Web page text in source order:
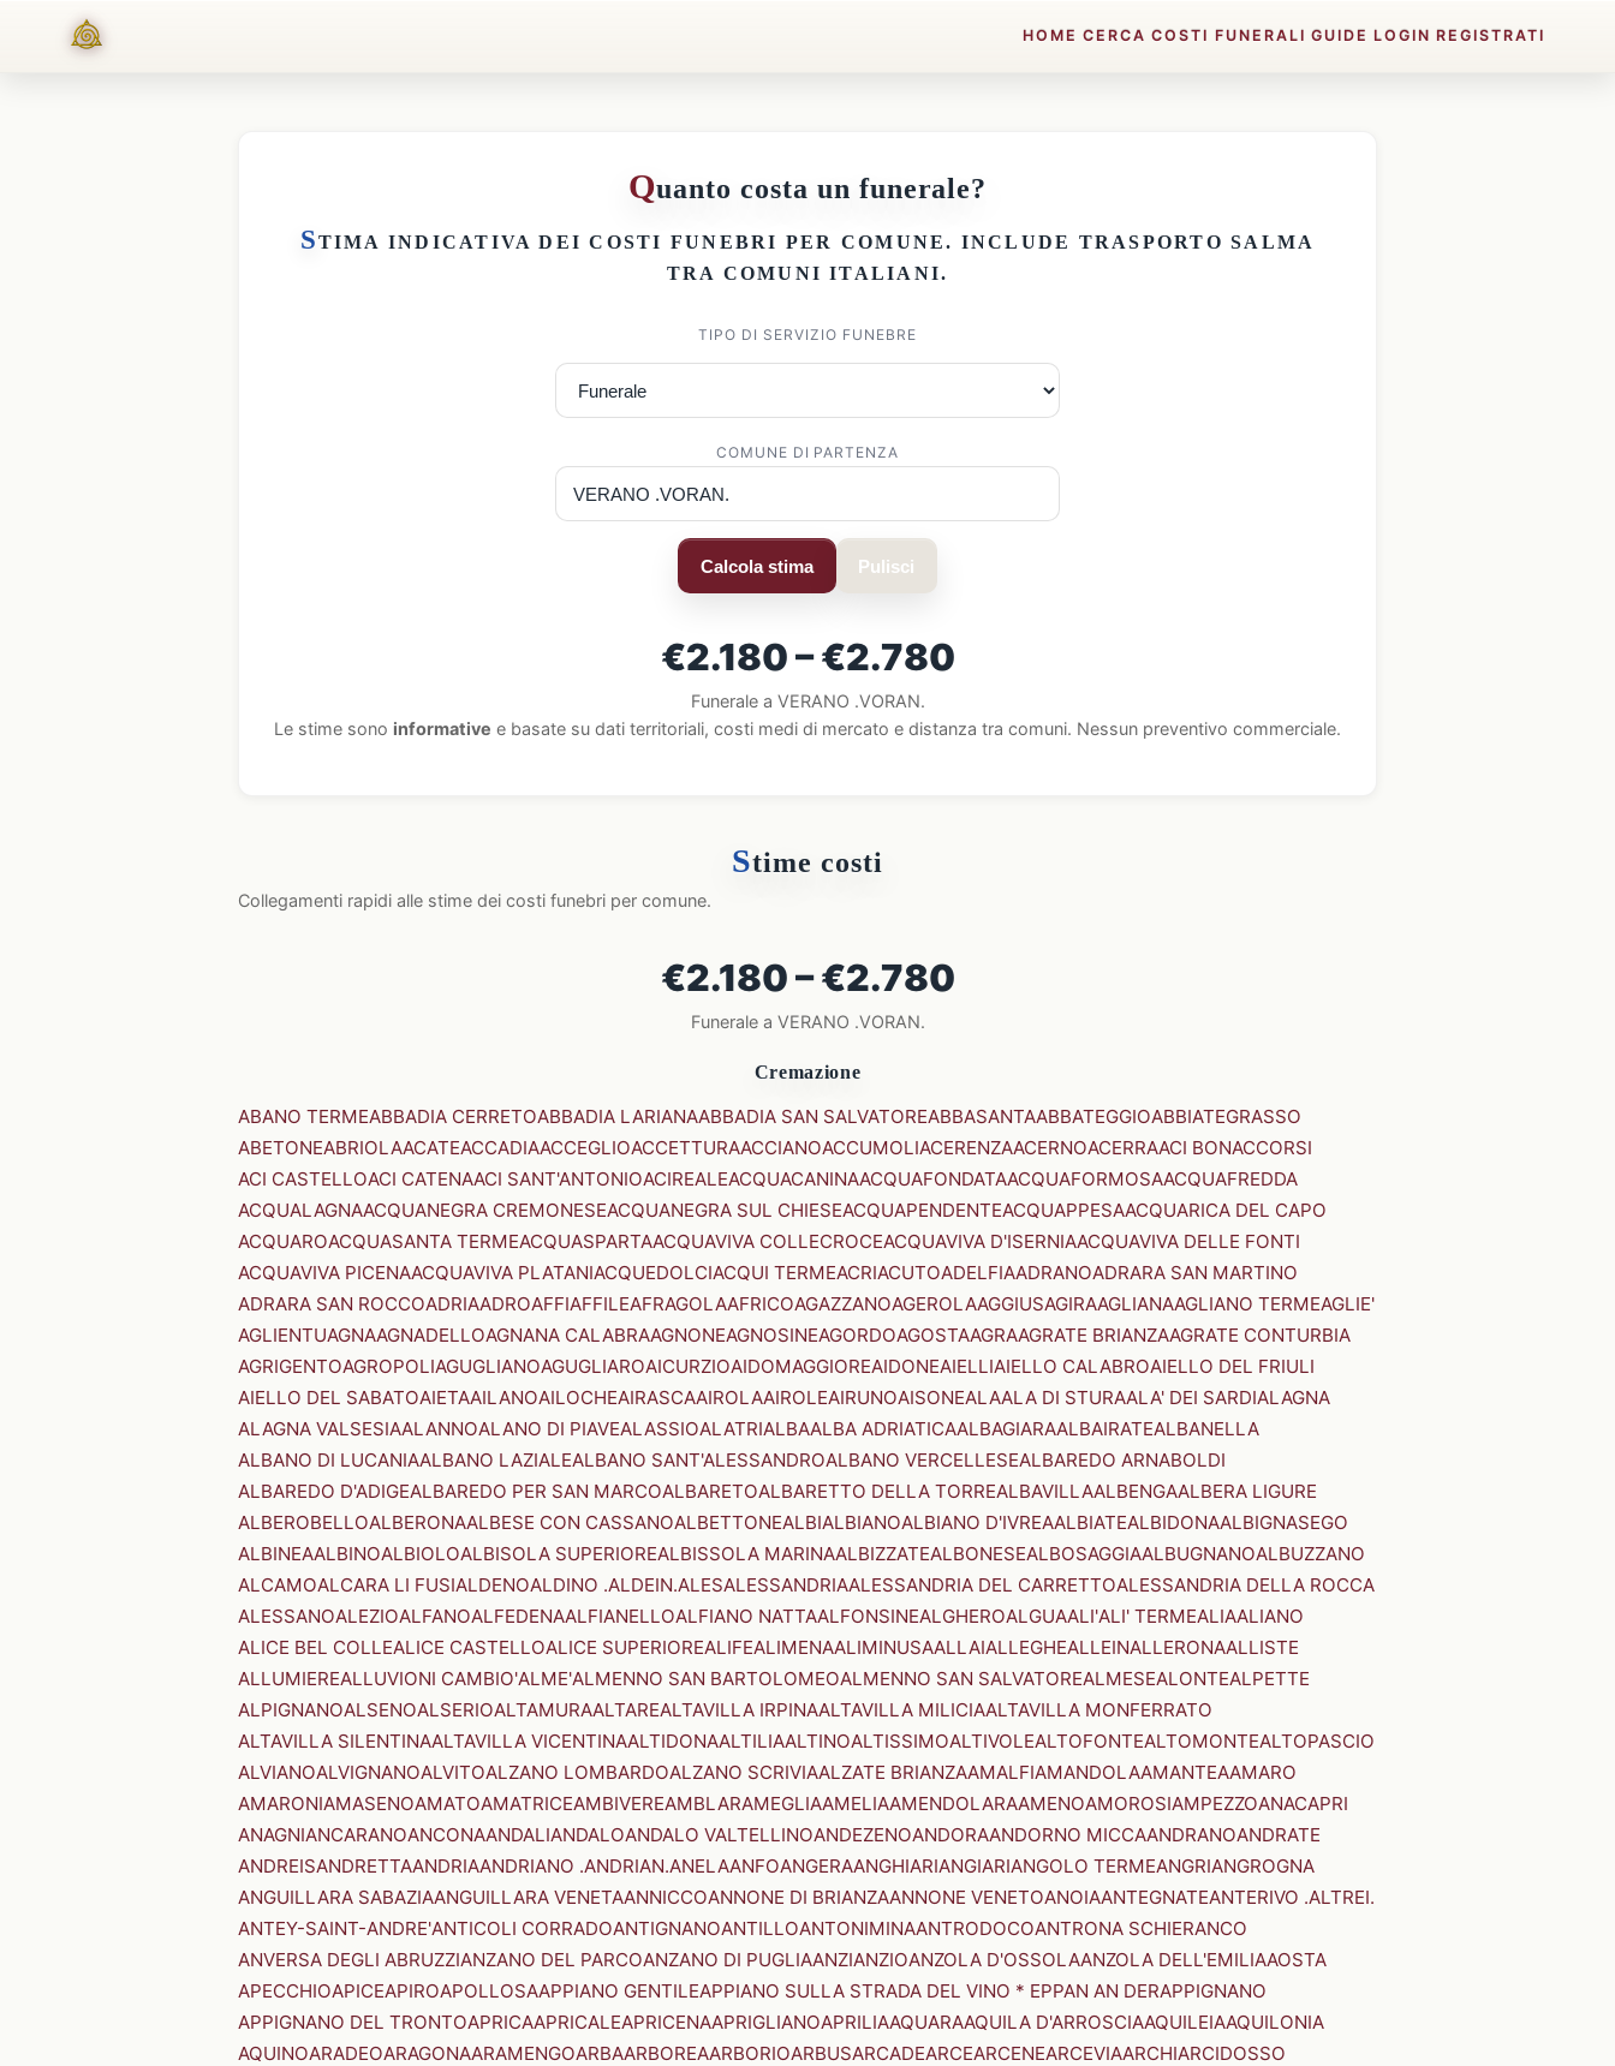
HOME CERCA COSTI FUNERALI GUIDE LOGIN REGISTRATI
Quanto costa un funerale?
STIMA INDICATIVA DEICOSTI FUNEBRI PER COMUNE. INCLUDE TRASPORTO SALMA
TRA COMUNI ITALIANI.
TIPO DI SERVIZIO FUNEBRE
COMUNE DI PARTENZA
Calcola stima Pulisci
€2.180 – €2.780
Funerale a VERANO .VORAN.
Le stime sono informative e basate su dati territoriali, costi medi di mercato e distanza tra comuni. Nessun preventivo commerciale.
Stime costi
Collegamenti rapidi alle stime dei costi funebri per comune.
€2.180 – €2.780
Funerale a VERANO .VORAN.
Cremazione
ABANO TERMEABBADIA CERRETOABBADIA LARIANAABBADIA SAN SALVATOREABBASANTAABBATEGGIOABBIATEGRASSO
ABETONEABRIOLAACATEACCADIAACCEGLIOACCETTURAACCIANOACCUMOLIACERENZAACERNOACERRAACI BONACCORSI
ACI CASTELLOACI CATENAACI SANT'ANTONIOACIREALEACQUACANINAACQUAFONDATAACQUAFORMOSAACQUAFREDDA
ACQUALAGNAACQUANEGRA CREMONESEACQUANEGRA SUL CHIESEACQUAPENDENTEACQUAPPESAACQUARICA DEL CAPO
ACQUAROACQUASANTA TERMEACQUASPARTAACQUAVIVA COLLECROCEACQUAVIVA D'ISERNIAACQUAVIVA DELLE FONTI
ACQUAVIVA PICENAACQUAVIVA PLATANIACQUEDOLCIACQUI TERMEACRIACUTOADELFIAADRANOADRARA SAN MARTINO
ADRARA SAN ROCCOADRIAADROAFFIAFFILEAFRAGOLAAFRICOAGAZZANOAGEROLAAGGIUSAGIRAAGLIANAAGLIANO TERMEAGLIE'
AGLIENTUAGNAAGNADELLOAGNANA CALABRAAGNONEAGNOSINEAGORDOAGOSTAAGRAAGRATE BRIANZAAGRATE CONTURBIA
AGRIGENTOAGROPOLIAGUGLIANOAGUGLIAROAICURZIOAIDOMAGGIOREAIDONEAIELLIAIELLO CALABROAIELLO DEL FRIULI
AIELLO DEL SABATOAIETAAILANOAILOCHEAIRASCAAIROLAAIROLEAIRUNOAISONEALAALA DI STURAALA' DEI SARDIALAGNA
ALAGNA VALSESIAALANNOALANO DI PIAVEALASSIOALATRIALBAALBA ADRIATICAALBAGIARAALBAIRATEALBANELLA
ALBANO DI LUCANIAALBANO LAZIALEALBANO SANT'ALESSANDROALBANO VERCELLESEALBAREDO ARNABOLDI
ALBAREDO D'ADIGEALBAREDO PER SAN MARCOALBARETOALBARETTO DELLA TORREALBAVILLAALBENGAALBERA LIGURE
ALBEROBELLOALBERONAALBESE CON CASSANOALBETTONEALBIALBIANOALBIANO D'IVREAALBIATEALBIDONAALBIGNASEGO
ALBINEAALBINOALBIOLOALBISOLA SUPERIOREALBISSOLA MARINAALBIZZATEALBONESEALBOSAGGIAALBUGNANOALBUZZANO
ALCAMOALCARA LI FUSIALDENOALDINO .ALDEIN.ALESALESSANDRIAALESSANDRIA DEL CARRETTOALESSANDRIA DELLA ROCCA
ALESSANOALEZIOALFANOALFEDENAALFIANELLOALFIANO NATTAALFONSINEALGHEROALGUAALI'ALI' TERMEALIAALIANO
ALICE BEL COLLEALICE CASTELLOALICE SUPERIOREALIFEALIMENAALIMINUSAALLAIALLEGHEALLEINALLERONAALLISTE
ALLUMIEREALLUVIONI CAMBIO'ALME'ALMENNO SAN BARTOLOMEOALMENNO SAN SALVATOREALMESEALONTEALPETTE
ALPIGNANOALSENOALSERIOALTAMURAALTAREALTAVILLA IRPINAALTAVILLA MILICIAALTAVILLA MONFERRATO
ALTAVILLA SILENTINAALTAVILLA VICENTINAALTIDONAALTILIAALTINOALTISSIMOALTIVOLEALTOFONTEALTOMONTEALTOPASCIO
ALVIANOALVIGNANOALVITOALZANO LOMBARDOALZANO SCRIVIAALZATE BRIANZAAMALFIAMANDOLAAMANTEAAMARO
AMARONIAMASENOAMATOAMATRICEAMBIVEREAMBLARAMEGLIAAMELIAAMENDOLARAAMENOAMOROSIAMPEZZOANACAPRI
ANAGNIANCARANOANCONAANDALIANDALOANDALO VALTELLINOANDEZENOANDORAANDORNO MICCAANDRANOANDRATE
ANDREISANDRETTAANDRIAANDRIANO .ANDRIAN.ANELAANFOANGERAANGHIARIANGIARIANGOLO TERMEANGRIANGROGNA
ANGUILLARA SABAZIAANGUILLARA VENETAANNICCOANNONE DI BRIANZAANNONE VENETOANOIAANTEGNATEANTERIVO .ALTREI.
ANTEY-SAINT-ANDRE'ANTICOLI CORRADOANTIGNANOANTILLOANTONIMINAANTRODOCOANTRONA SCHIERANCO
ANVERSA DEGLI ABRUZZIANZANO DEL PARCOANZANO DI PUGLIAANZIANZIOANZOLA D'OSSOLAANZOLA DELL'EMILIAAOSTA
APECCHIOAPICEAPIROAPOLLOSAAPPIANO GENTILEAPPIANO SULLA STRADA DEL VINO * EPPAN AN DERAPPIGNANO
APPIGNANO DEL TRONTOAPRICAAPRICALEAPRICENAAPRIGLIANOAPRILIAAQUARAAQUILA D'ARROSCIAAQUILEIAAQUILONIA
AQUINOARADEOARAGONAARAMENGOARBAARBOREAARBORIOARBUSARCADEARCEARCENEARCEVIAARCHIARCIDOSSO